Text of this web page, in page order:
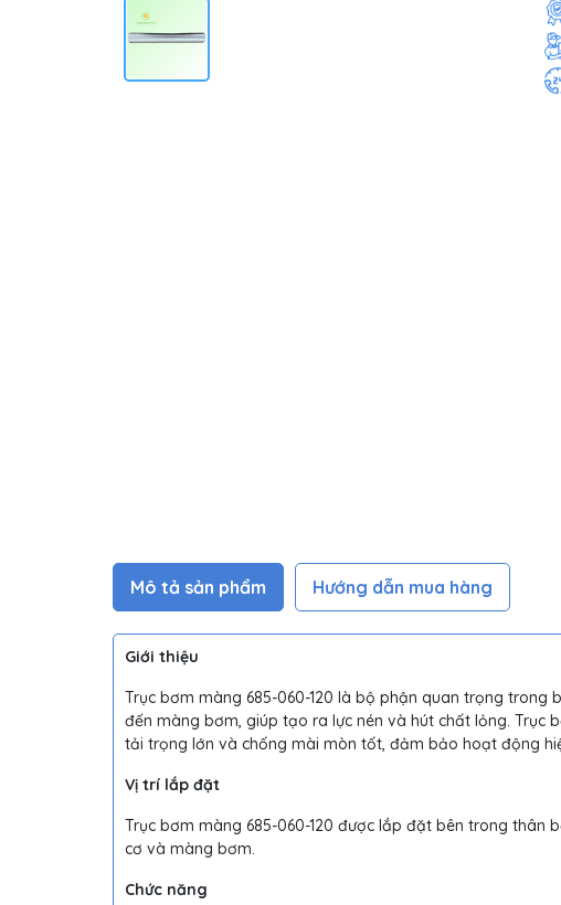
Mô tả sản phẩm Hướng dẫn mua hàng
Giới thiệu
Trục bơm màng 685-060-120 là bộ phận quan trọng trong
đến màng bơm, giúp tạo ra lực nén và hút chất lỏng. Trục
tải trọng lớn và chống mài mòn tốt, đảm bảo hoạt động
Vị trí lắp đặt
Trục bơm màng 685-060-120 được lắp đặt bên trong
cơ và màng bơm.
Chức năng